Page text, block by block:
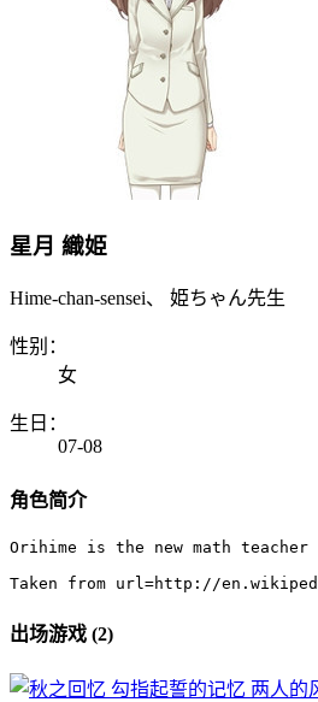
星月 織姫
Hime-chan-sensei、 姫ちゃん先生
性别：
女
生日：
07-08
角色简介
Orihime is the new math
Taken from url=http://
出场游戏 (2)